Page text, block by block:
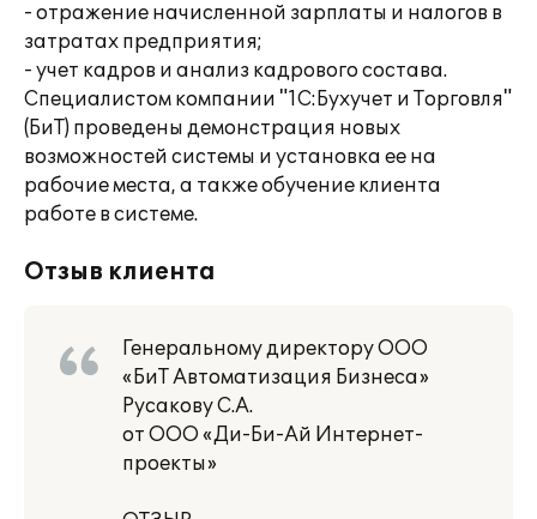
- отражение начисленной зарплаты и налогов в
затратах предприятия;
- учет кадров и анализ кадрового состава.
Специалистом компании "1С:Бухучет и Торговля"
(БиТ) проведены демонстрация новых
возможностей системы и установка ее на
рабочие места, а также обучение клиента
работе в системе.
Отзыв клиента
Генеральному директору ООО
«БиТ Автоматизация Бизнеса»
Русакову С.А.
от ООО «Ди-Би-Ай Интернет-
проекты»